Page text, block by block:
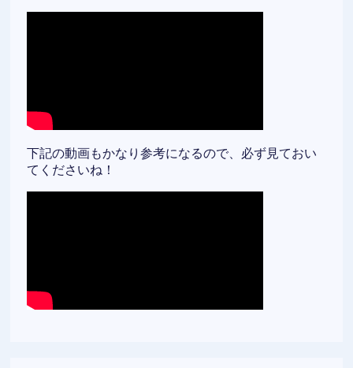
下記の動画もかなり参考になるので、必ず見ておい
てくださいね！